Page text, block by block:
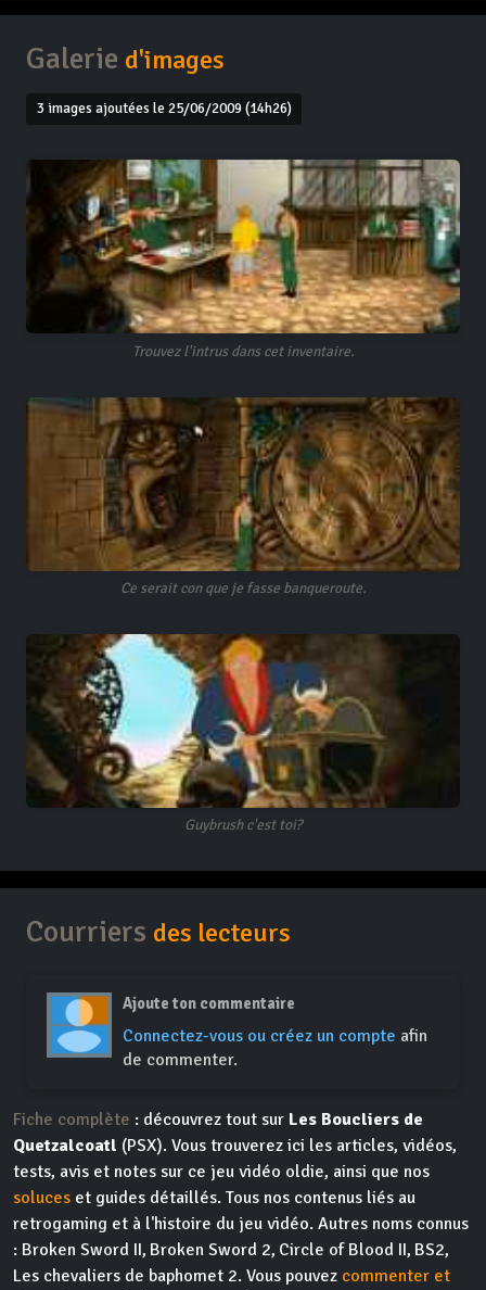
Galerie d'images
3 images ajoutées le 25/06/2009 (14h26)
Trouvez l'intrus dans cet inventaire.
Ce serait con que je fasse banqueroute.
Guybrush c'est toi?
Courriers des lecteurs
Ajoute ton commentaire
Connectez-vous ou créez un compte afin
de commenter.
Fiche complète : découvrez tout sur Les Boucliers de
Quetzalcoatl (PSX). Vous trouverez ici les articles, vidéos,
tests, avis et notes sur ce jeu vidéo oldie, ainsi que nos
soluces et guides détaillés. Tous nos contenus liés au
retrogaming et à l'histoire du jeu vidéo. Autres noms connus
: Broken Sword II, Broken Sword 2, Circle of Blood II, BS2,
Les chevaliers de baphomet 2. Vous pouvez commenter et